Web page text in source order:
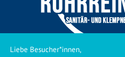
Liebe Besucher*innen,